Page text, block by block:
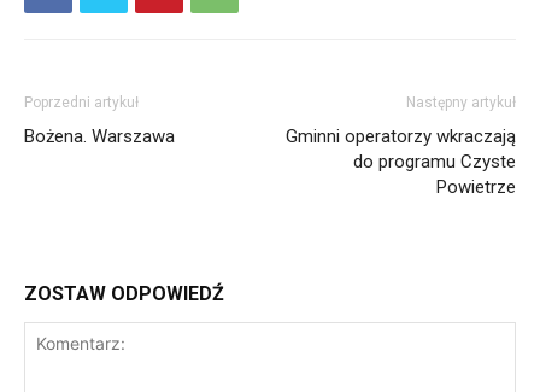
Poprzedni artykuł
Bożena. Warszawa
Następny artykuł
Gminni operatorzy wkraczają
do programu Czyste
Powietrze
ZOSTAW ODPOWIEDŹ